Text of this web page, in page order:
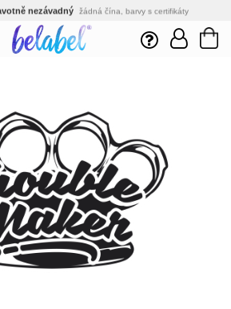
nezávadný žádná čína, barvy s certifikáty
vlastní vývoj, nejnovější technologie
dodání expedujeme do 24h
od roku 2010 tisíce spokojených zákazníků